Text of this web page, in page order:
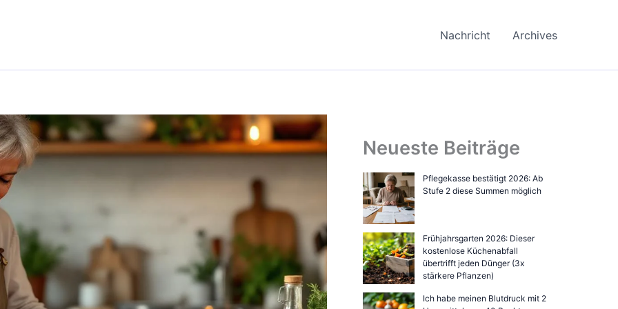
Nachricht Archives
Neueste Beiträge
Pflegekasse bestätigt 2026: Ab
Stufe 2 diese Summen möglich
Frühjahrsgarten 2026: Dieser
kostenlose Küchenabfall
übertrifft jeden Dünger (3x
stärkere Pflanzen)
Ich habe meinen Blutdruck mit 2